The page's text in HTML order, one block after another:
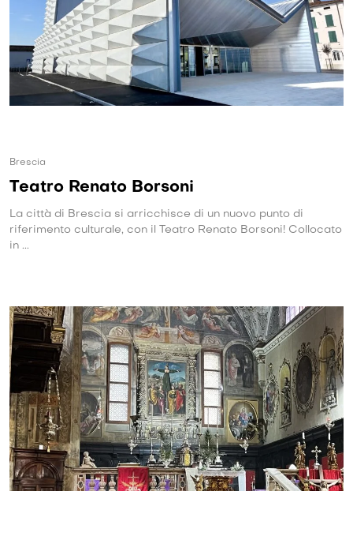
Brescia
Teatro Renato Borsoni
La città di Brescia si arricchisce di un nuovo punto di
riferimento culturale, con il Teatro Renato Borsoni! Collocato
in ...